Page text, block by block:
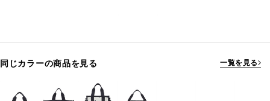
同じカラーの商品を見る 一覧を見る